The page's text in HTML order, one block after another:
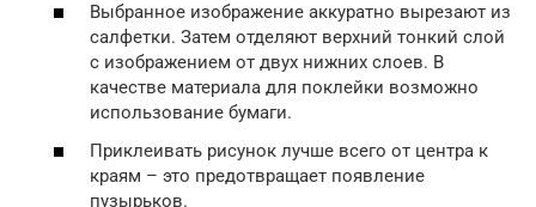
Выбранное изображение аккуратно вырезают из
салфетки. Затем отделяют верхний тонкий слой
с изображением от двух нижних слоев. В
качестве материала для поклейки возможно
использование бумаги.
Приклеивать рисунок лучше всего от центра к
краям – это предотвращает появление
пузырьков.